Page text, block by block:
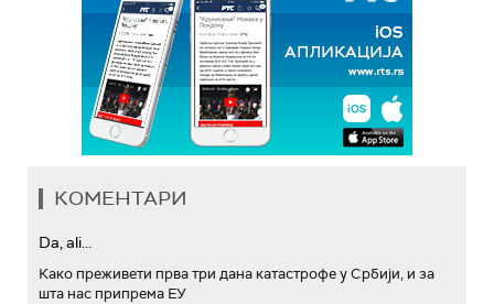
КОМЕНТАРИ
Da, ali...
Како преживети прва три дана катастрофе у Србији, и за
шта нас припрема ЕУ